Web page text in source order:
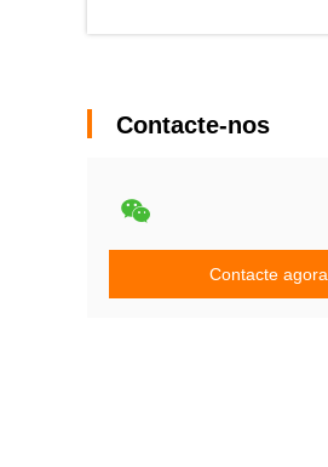
Contacte-nos
Contacte agora